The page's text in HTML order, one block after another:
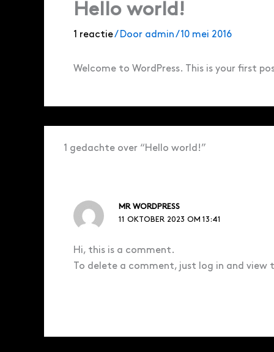
Hello world!
1 reactie/ Door admin / 10 mei 2016
Welcome to WordPress. This is your first
1 gedachte over “Hello world!”
MR WORDPRESS
11 OKTOBER 2023 OM 13:41
Hi, this is a comment.
To delete a comment, just log in and